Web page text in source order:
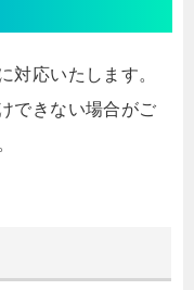
対応いたします。
できない場合がご